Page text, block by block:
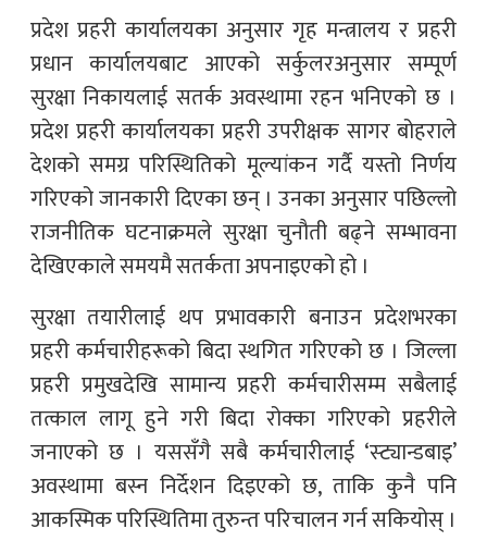
प्रदेश प्रहरी कार्यालयका अनुसार गृह मन्त्रालय र प्रहरी
प्रधान कार्यालयबाट आएको सर्कुलरअनुसार सम्पूर्ण
सुरक्षा निकायलाई सतर्क अवस्थामा रहन भनिएको छ ।
प्रदेश प्रहरी कार्यालयका प्रहरी उपरीक्षक सागर बोहराले
देशको समग्र परिस्थितिको मूल्यांकन गर्दै यस्तो निर्णय
गरिएको जानकारी दिएका छन् । उनका अनुसार पछिल्लो
राजनीतिक घटनाक्रमले सुरक्षा चुनौती बढ्ने सम्भावना
देखिएकाले समयमै सतर्कता अपनाइएको हो ।
सुरक्षा तयारीलाई थप प्रभावकारी बनाउन प्रदेशभरका
प्रहरी कर्मचारीहरूको बिदा स्थगित गरिएको छ । जिल्ला
प्रहरी प्रमुखदेखि सामान्य प्रहरी कर्मचारीसम्म सबैलाई
तत्काल लागू हुने गरी बिदा रोक्का गरिएको प्रहरीले
जनाएको छ । यससँगै सबै कर्मचारीलाई ‘स्ट्यान्डबाइ’
अवस्थामा बस्न निर्देशन दिइएको छ, ताकि कुनै पनि
आकस्मिक परिस्थितिमा तुरुन्त परिचालन गर्न सकियोस् ।